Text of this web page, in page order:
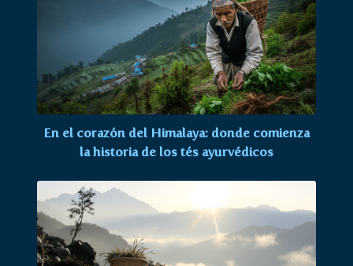
En el corazón del Himalaya: donde comienza
la historia de los tés ayurvédicos